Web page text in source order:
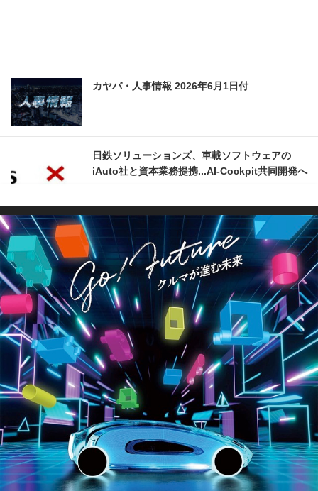
カヤバ・人事情報 2026年6月1日付
日鉄ソリューションズ、車載ソフトウェアの
iAuto社と資本業務提携...AI-Cockpit共同開発へ